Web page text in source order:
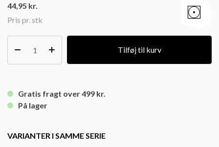
Pris pr. stk
44,95 kr.
Tilføj til kurv
Gratis fragt over 499 kr.
På lager
VARIANTER I SAMME SERIE